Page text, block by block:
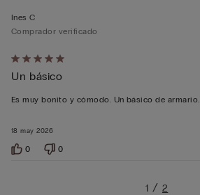
Calificación
de
5
5
18 may 2026
Ines C
Comprador verificado
Un básico
Es muy bonito y cómodo. Un básico de armario.
0 0
1 2